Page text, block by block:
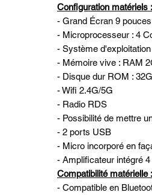
Configuration matériels :
- Grand Écran 9
- Microprocesseur : 4
- Système
- Mémoire vive : RAM
- Disque dur ROM :
- Wifi 2.4G/5G
- Radio RDS
- Possibilité de mettre
- 2 ports USB
- Micro incorporé en
- Amplificateur intégré
Compatibilité matérielle :
- Compatible en